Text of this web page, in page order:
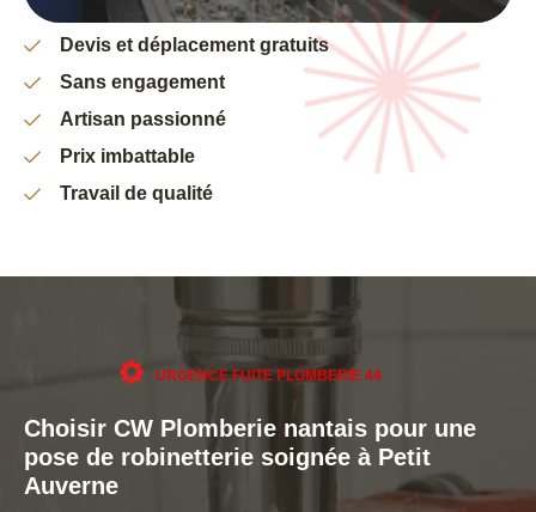
Devis et déplacement gratuits
Sans engagement
Artisan passionné
Prix imbattable
Travail de qualité
URGENCE FUITE PLOMBERIE 44
Choisir CW Plomberie nantais pour une
pose de robinetterie soignée à Petit
Auverne